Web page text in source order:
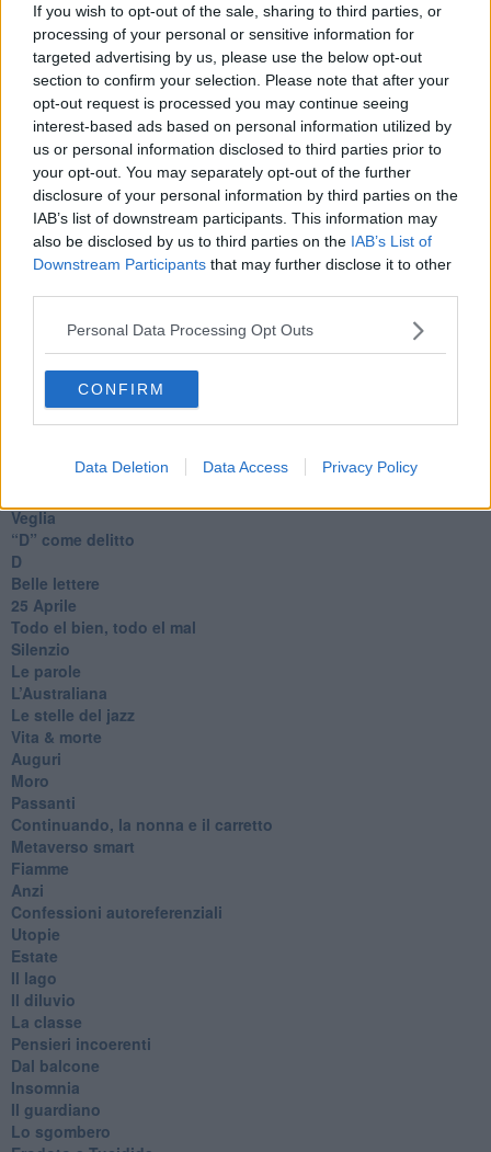
If you wish to opt-out of the sale, sharing to third parties, or
processing of your personal or sensitive information for
targeted advertising by us, please use the below opt-out
section to confirm your selection. Please note that after your
opt-out request is processed you may continue seeing
interest-based ads based on personal information utilized by
us or personal information disclosed to third parties prior to
your opt-out. You may separately opt-out of the further
disclosure of your personal information by third parties on the
IAB’s list of downstream participants. This information may
also be disclosed by us to third parties on the IAB’s List of
Downstream Participants that may further disclose it to other
Personal Data Processing Opt Outs
CONFIRM
Data Deletion Data Access Privacy Policy
Parole
Amarezza
Colpa & merito
Vento
​LA PANCHINA ROSSA Requiem per il Commissario
Ospedali del cuore
Coraçào
Charlie
Il telefono del vento
Testamento & Commiato
Poeta
​La colpa - Memorie del commissario
Autunno
Gracias a la vida
Somnium
Fly me to the moon
O sonho de um prisioneiro
Memòrias
Sto qui
Bestiario
Veglia
​“D” come delitto
D
Belle lettere
25 Aprile
Todo el bien, todo el mal
Silenzio
Le parole
​L’Australiana
Le stelle del jazz
Vita & morte
Auguri
Moro
Passanti
Continuando, la nonna e il carretto
Metaverso smart
Fiamme
Anzi
Confessioni autoreferenziali
Utopie
Estate
Il lago
Il diluvio
La classe
Pensieri incoerenti
Dal balcone
Insomnia
Il guardiano
Lo sgombero